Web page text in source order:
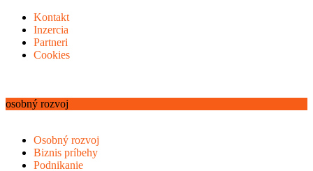
Kontakt
Inzercia
Partneri
Cookies
osobný rozvoj
Osobný rozvoj
Biznis príbehy
Podnikanie